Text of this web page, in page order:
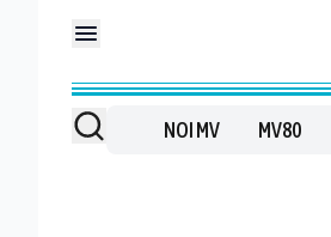
NOI MV MV80